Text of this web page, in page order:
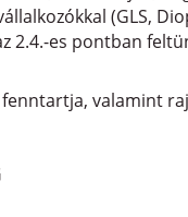
(GLS,
2.4.-es pontban
valamint